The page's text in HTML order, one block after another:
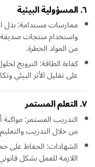
٦. المسؤولية البيئية
ممارسات مستدامة: بذل
واستخدام منتجات صديقة
من المواد الخطرة.
كفاءة الطاقة: الترويج
على تقليل الأثر البيئي
٧. التعلم المستمر
التدريب المستمر:
من خلال التدريب
الشهادات: الحفاظ على
اللازمة للعمل بشكل